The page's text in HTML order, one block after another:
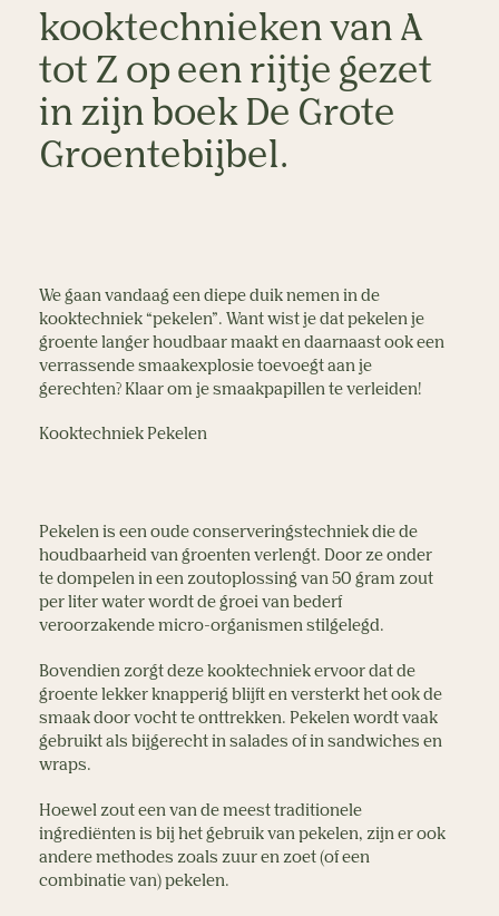
kooktechnieken van A
tot Z op een rijtje gezet
in zijn boek De Grote
Groentebijbel.
We gaan vandaag een diepe duik nemen in de
kooktechniek “pekelen”. Want wist je dat pekelen je
groente langer houdbaar maakt en daarnaast ook een
verrassende smaakexplosie toevoegt aan je
gerechten? Klaar om je smaakpapillen te verleiden!
Kooktechniek Pekelen
Pekelen is een oude conserveringstechniek die de
houdbaarheid van groenten verlengt. Door ze onder
te dompelen in een zoutoplossing van 50 gram zout
per liter water wordt de groei van bederf
veroorzakende micro-organismen stilgelegd.
Bovendien zorgt deze kooktechniek ervoor dat de
groente lekker knapperig blijft en versterkt het ook de
smaak door vocht te onttrekken. Pekelen wordt vaak
gebruikt als bijgerecht in salades of in sandwiches en
wraps.
Hoewel zout een van de meest traditionele
ingrediënten is bij het gebruik van pekelen, zijn er ook
andere methodes zoals zuur en zoet (of een
combinatie van) pekelen.